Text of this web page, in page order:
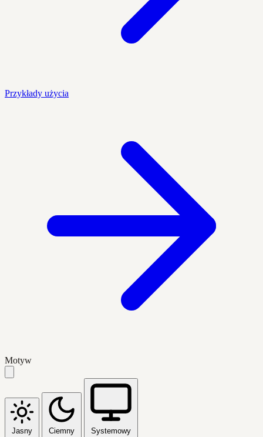
Przykłady użycia
Motyw
Jasny Ciemny Systemowy